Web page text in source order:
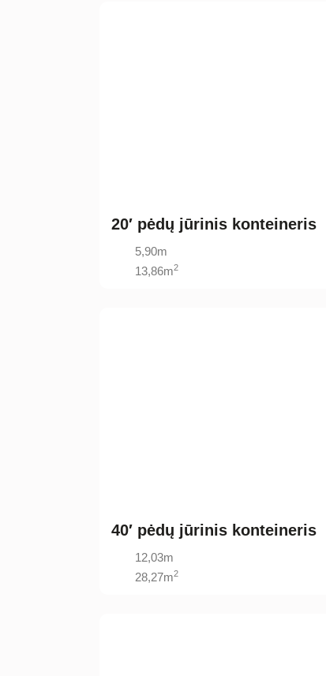
20′ pėdų jūrinis konteineris
5,90m
13,86m2
40′ pėdų jūrinis konteineris
12,03m
28,27m2